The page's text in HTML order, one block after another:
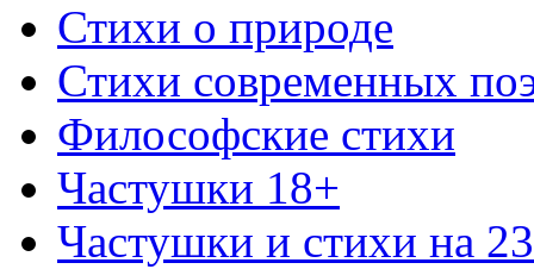
Стихи о природе
Стихи современных
Философские стихи
Частушки 18+
Частушки и стихи на